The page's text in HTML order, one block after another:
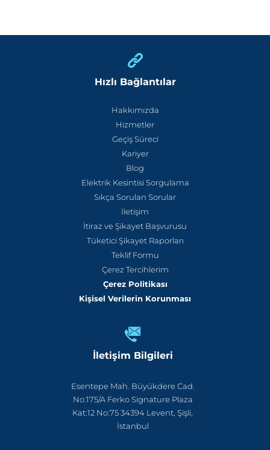
Hızlı Bağlantılar
Hakkımızda
Hizmetler
Geçiş Süreci
Kariyer
Blog
Elektrik Kesintisi Sorgulama
Sıkça Sorulan Sorular
İletişim
İtiraz ve Şikayet Başvurusu
Tüketici Şikayet Raporları
Teklif Formu
Çerez Tercihlerim
Çerez Politikası
Kişisel Verilerin Korunması
İletişim Bilgileri
Esentepe Mah. Büyükdere Cad.
No:175/A Ferko Signature Plaza
Kat:12 No:75 34394 Levent, Şişli,
İstanbul